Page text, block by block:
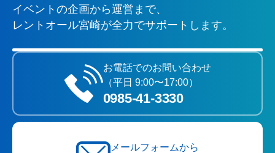
イベントの企画から運営まで、
レントオール宮崎が全力でサポートします。
お電話でのお問い合わせ
（平日 9:00〜17:00）
0985‐41‐3330
メールフォームから